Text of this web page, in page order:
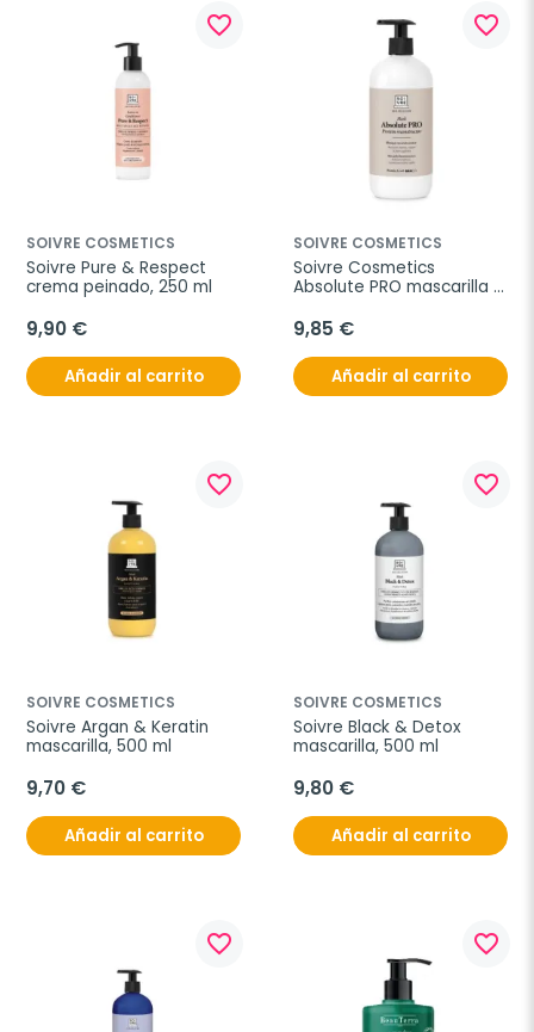
favorite_border
SOIVRE COSMETICS
Soivre Pure & Respect
crema peinado, 250 ml
9,90 €
Añadir al carrito
favorite_border
SOIVRE COSMETICS
Soivre Cosmetics
Absolute PRO mascarilla
9,85 €
Añadir al carrito
favorite_border
SOIVRE COSMETICS
Soivre Argan & Keratin
mascarilla, 500 ml
9,70 €
Añadir al carrito
favorite_border
SOIVRE COSMETICS
Soivre Black & Detox
mascarilla, 500 ml
9,80 €
Añadir al carrito
favorite_border favorite_border